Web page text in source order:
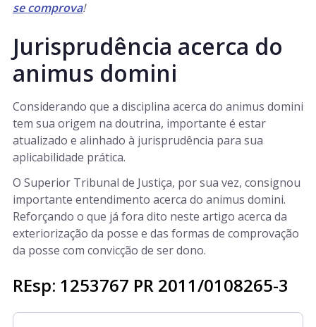
se comprova!
Jurisprudência acerca do
animus domini
Considerando que a disciplina acerca do animus domini
tem sua origem na doutrina, importante é estar
atualizado e alinhado à jurisprudência para sua
aplicabilidade prática.
O Superior Tribunal de Justiça, por sua vez, consignou
importante entendimento acerca do animus domini.
Reforçando o que já fora dito neste artigo acerca da
exteriorização da posse e das formas de comprovação
da posse com convicção de ser dono.
REsp: 1253767 PR 2011/0108265-3